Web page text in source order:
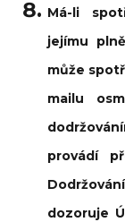
Má-li
jejímu
může
mailu
provádí
dozoruje